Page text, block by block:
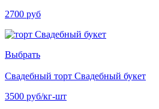
2700 руб
Выбрать
Свадебный торт Свадебный букет
3500 руб/кг-шт